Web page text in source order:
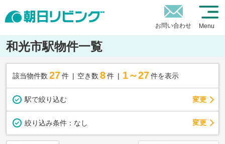
お問い合わせ Menu
和光市駅物件一覧
該当物件数 27件 空き数 8 件 1～27 件を表示
駅で絞り込む 変更
絞り込み条件： なし 変更